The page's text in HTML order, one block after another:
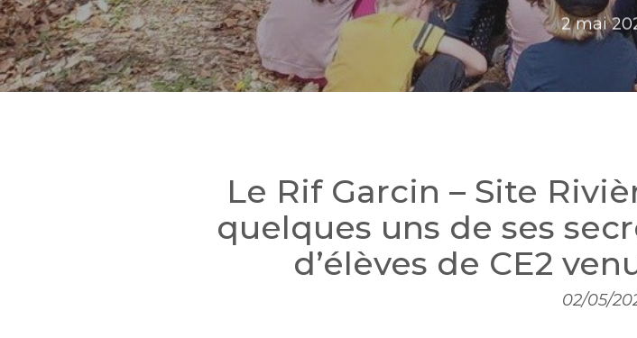
2 mai
Le Rif Garcin – Site
quelques uns de ses
d’élèves de CE2
02/05/